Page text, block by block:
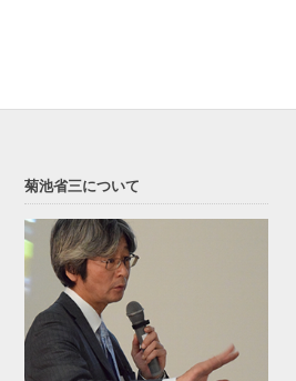
菊池省三について